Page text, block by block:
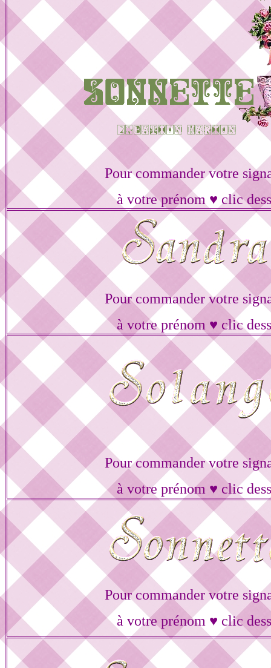
Pour commander votre
à votre prénom ♥ clic
Pour commander votre
à votre prénom ♥ clic
Pour commander votre
à votre prénom ♥ clic
Pour commander votre
à votre prénom ♥ clic